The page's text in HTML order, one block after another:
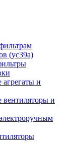
(ус39а)
и
и